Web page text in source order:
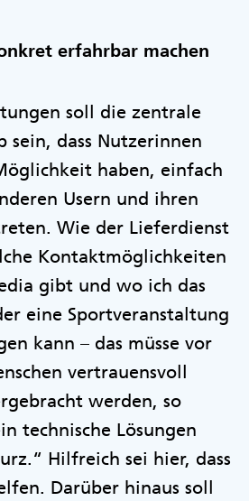
erfahrbar machen
soll die zentrale
sein, dass Nutzerinnen
haben, einfach
Usern und ihren
Wie der Lieferdienst
Kontaktmöglichkeiten
gibt und wo ich das
eine Sportveranstaltung
kann – das müsse vor
vertrauensvoll
werden, so
technische Lösungen
Hilfreich sei hier, dass
Darüber hinaus soll